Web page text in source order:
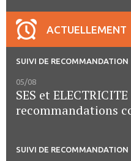
ACTUELLEMENT
SUIVI DE RECOMMANDATION
05/08
SES et
recommandations
SUIVI DE RECOMMANDATION